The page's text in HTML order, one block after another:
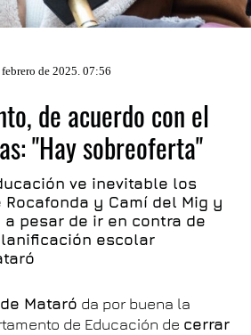
de 2025. 07:56
de acuerdo con el
"Hay sobreoferta"
ve inevitable los
y Camí del Mig y
a pesar de ir en contra de
escolar
Mataró da por buena la
de Educación de cerrar